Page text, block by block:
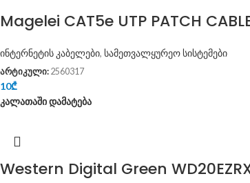
Magelei CAT5e UTP PATCH
ინტერნეტის კაბელები, სამეთვალყურეო სისტემები
არტიკული: 2560317
10₾
კალათაში დამატება
Western Digital Green